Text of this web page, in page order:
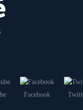
Facebook